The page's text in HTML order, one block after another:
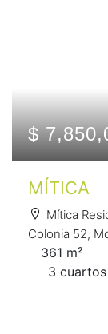
$
MÍTICA
Mítica
Colonia 52,
361 m²
3 сuartos